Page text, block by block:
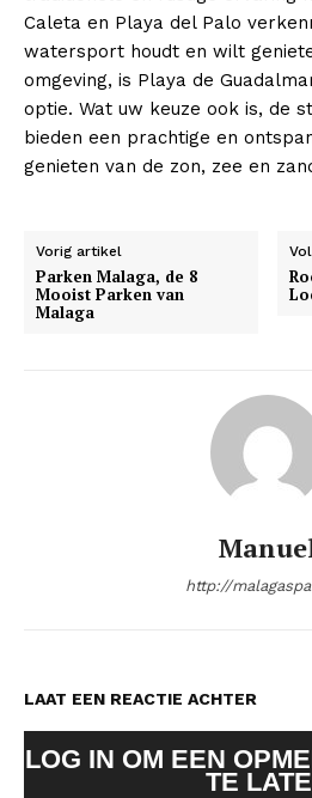
Caleta en Playa del Palo
watersport houdt en wilt
omgeving, is Playa de
optie. Wat uw keuze ook is, de
bieden een prachtige en
genieten van de zon, zee en
Vorig artikel
Parken Malaga, de 8
Mooist Parken van
Malaga
http://
LAAT EEN REACTIE ACHTER
LOG IN OM EEN
TE